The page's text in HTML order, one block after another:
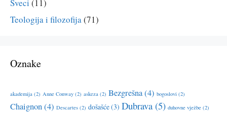
Sveci (11)
Teologija i filozofija(71)
Oznake
akademija (2) Anne Conway (2) askeza (2) Bezgrešna(4) bogoslovi (2)
Chaignon(4) Descartes (2) došašće(3) Dubrava (5) duhovne vježbe (2)